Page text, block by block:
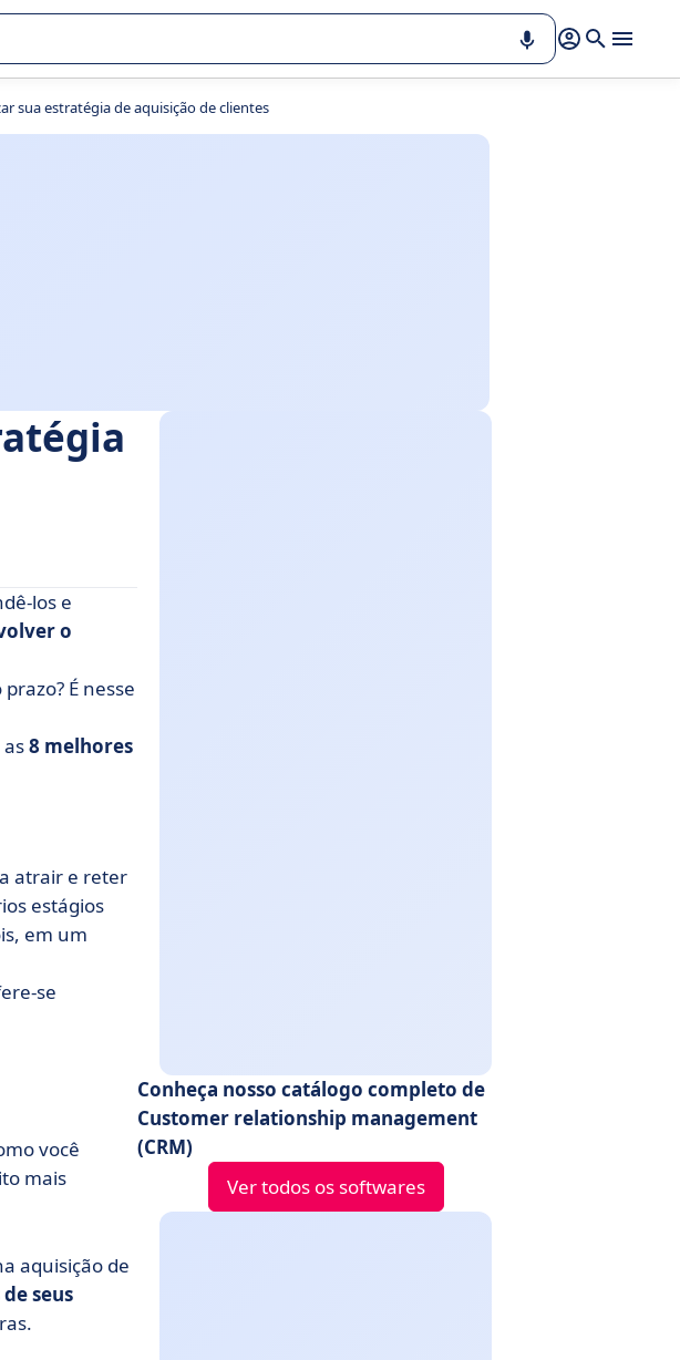
sua estratégia de aquisição de clientes
los e
o
É nesse
8 melhores
atrair e reter
estágios
em um
se
você
mais
aquisição de
seus
Conheça nosso catálogo completo de
Customer relationship management
(CRM)
Ver todos os softwares